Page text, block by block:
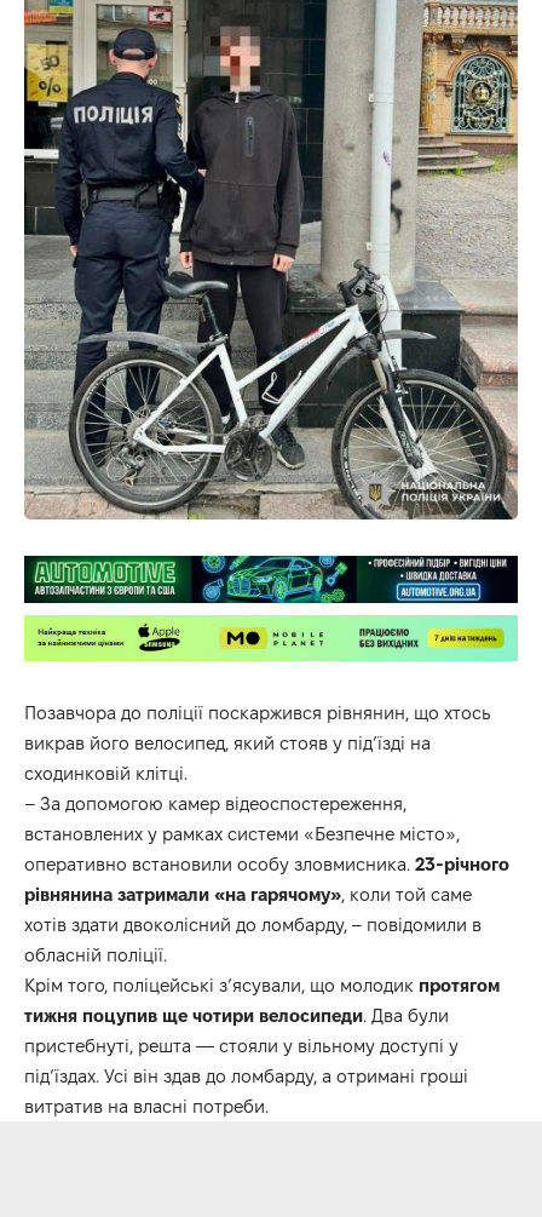
Позавчора до поліції поскаржився рівнянин, що хтось
викрав його велосипед, який стояв у під’їзді на
сходинковій клітці.
– За допомогою камер відеоспостереження,
встановлених у рамках системи «Безпечне місто»,
оперативно встановили особу зловмисника. 23-річного
рівнянина затримали «на гарячому», коли той саме
хотів здати двоколісний до ломбарду, – повідомили в
обласній поліції.
Крім того, поліцейські з’ясували, що молодик протягом
тижня поцупив ще чотири велосипеди. Два були
пристебнуті, решта — стояли у вільному доступі у
під’їздах. Усі він здав до ломбарду, а отримані гроші
витратив на власні потреби.